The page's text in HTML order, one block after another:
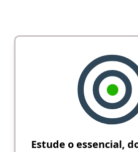
Estude o essencial,